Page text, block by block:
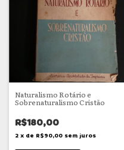
Naturalismo Rotário e
Sobrenaturalismo Cristão
R$180,00
2 x de R$90,00 sem juros